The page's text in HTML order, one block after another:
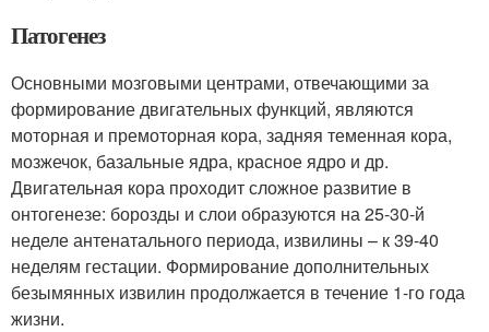
Патогенез
Основными мозговыми центрами, отвечающими за
формирование двигательных функций, являются
моторная и премоторная кора, задняя теменная кора,
мозжечок, базальные ядра, красное ядро и др.
Двигательная кора проходит сложное развитие в
онтогенезе: борозды и слои образуются на 25-30-й
неделе антенатального периода, извилины – к 39-40
неделям гестации. Формирование дополнительных
безымянных извилин продолжается в течение 1-го года
жизни.